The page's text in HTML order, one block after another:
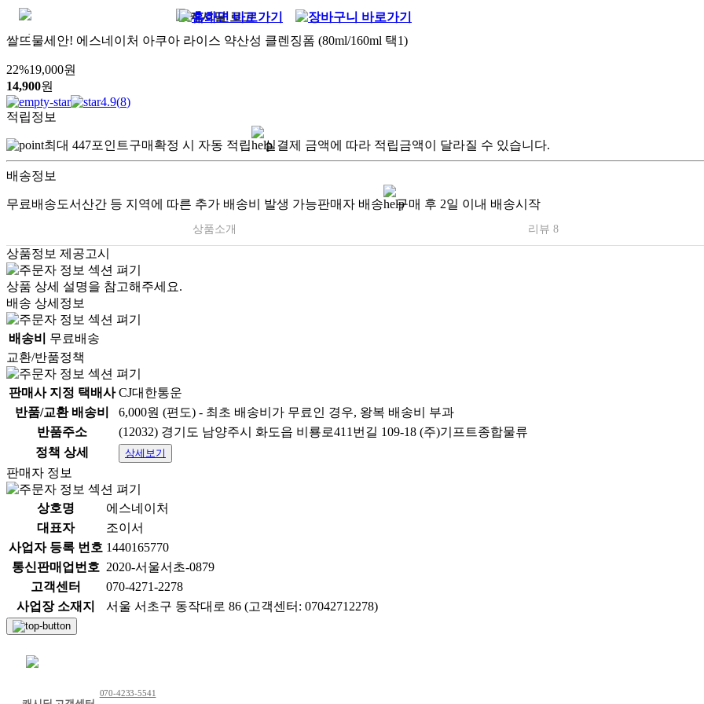
쌀뜨물세안! 에스네이처 아쿠아 라이스 약산성 클렌징폼 (80ml/160ml 택1)
22%19,000원
14,900원
4.9(8)
적립정보
최대 447포인트구매확정 시 자동 적립 실결제 금액에 따라 적립금액이 달라질 수 있습니다.
배송정보
무료배송도서산간 등 지역에 따른 추가 배송비 발생 가능판매자 배송 구매 후 2일 이내 배송시작
상품소개 리뷰 8
상품정보 제공고시
상품 상세 설명을 참고해주세요.
배송 상세정보
배송비
무료배송
교환/반품정책
판매사 지정 택배사 CJ대한통운
반품/교환 배송비
6,000원 (편도) - 최초 배송비가 무료인 경우, 왕복 배송비 부과
반품주소
(12032) 경기도 남양주시 화도읍 비룡로411번길 109-18 (주)기프트종합물류
정책 상세
상세보기
판매자 정보
상호명
에스네이처
대표자
조이서
사업자 등록 번호 1440165770
통신판매업번호 2020-서울서초-0879
고객센터
070-4271-2278
사업장 소재지
서울 서초구 동작대로 86 (고객센터: 07042712278)
070-4233-5541